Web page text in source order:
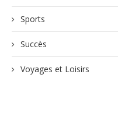
Sports
Succès
Voyages et Loisirs